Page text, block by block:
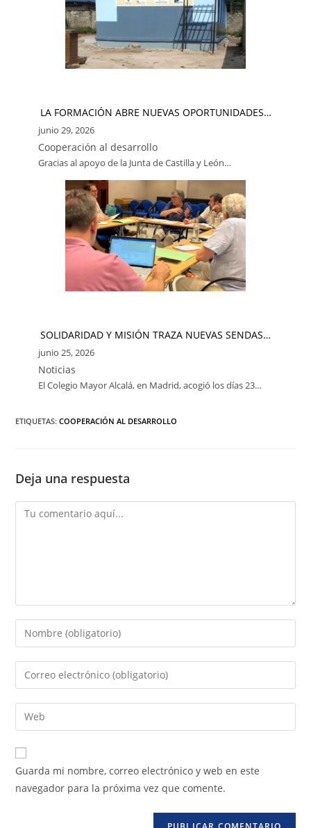
LA FORMACIÓN ABRE NUEVAS OPORTUNIDADES…
junio 29, 2026
Cooperación al desarrollo
Gracias al apoyo de la Junta de Castilla y León…
SOLIDARIDAD Y MISIÓN TRAZA NUEVAS SENDAS…
junio 25, 2026
Noticias
El Colegio Mayor Alcalá, en Madrid, acogió los días 23…
ETIQUETAS:COOPERACIÓN AL DESARROLLO
Deja una respuesta
Guarda mi nombre, correo electrónico y web en este
navegador para la próxima vez que comente.